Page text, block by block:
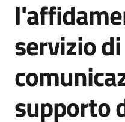
centri
per
l'impiego
Lavoro
per
te
servizio di
supporto